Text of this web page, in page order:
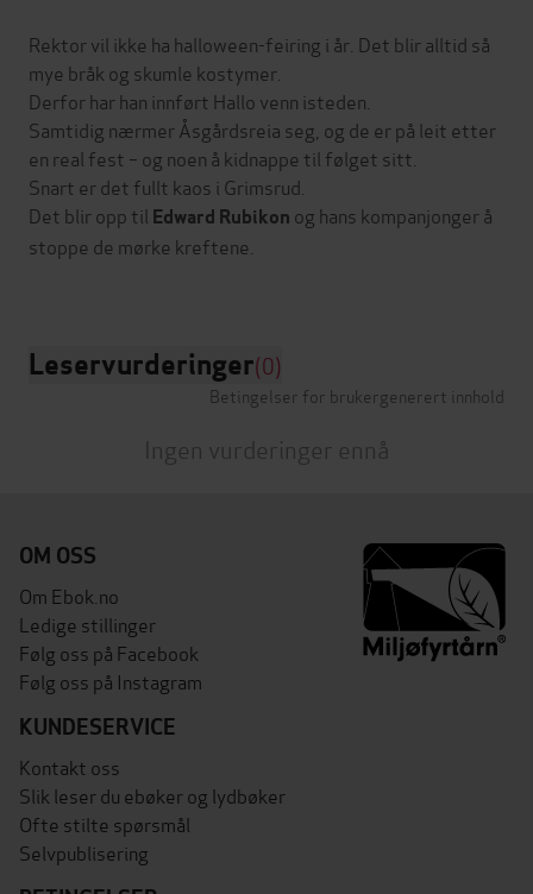
Rektor vil ikke ha halloween-feiring i år. Det blir alltid så
mye bråk og skumle kostymer.
Derfor har han innført Hallo venn isteden.
Samtidig nærmer Åsgårdsreia seg, og de er på leit etter
en real fest – og noen å kidnappe til følget sitt.
Snart er det fullt kaos i Grimsrud.
Det blir opp til Edward Rubikon og hans kompanjonger å
stoppe de mørke kreftene.
Leservurderinger(0)
Betingelser for brukergenerert innhold
Ingen vurderinger ennå
OM OSS
Om Ebok.no
Ledige stillinger
Følg oss på Facebook
Følg oss på Instagram
KUNDESERVICE
Kontakt oss
Slik leser du ebøker og lydbøker
Ofte stilte spørsmål
Selvpublisering